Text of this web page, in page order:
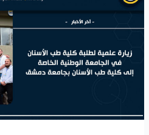
لطلبة
كلية
طب
الأسنان
في
الخاصة